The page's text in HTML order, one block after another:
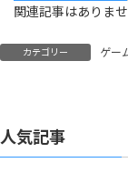
関連記事はありませ
カテゴリー ゲー
人気記事